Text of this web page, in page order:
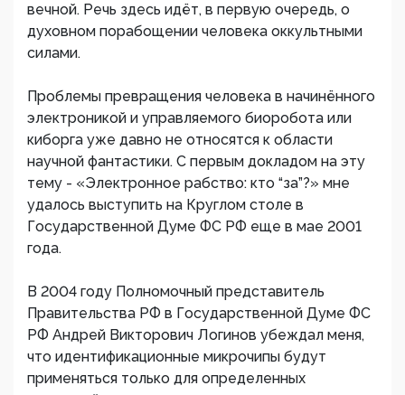
вечной. Речь здесь идёт, в первую очередь, о
духовном порабощении человека оккультными
силами.
Проблемы превращения человека в начинённого
электроникой и управляемого биоробота или
киборга уже давно не относятся к области
научной фантастики. С первым докладом на эту
тему - «Электронное рабство: кто “за”?» мне
удалось выступить на Круглом столе в
Государственной Думе ФС РФ еще в мае 2001
года.
В 2004 году Полномочный представитель
Правительства РФ в Государственной Думе ФС
РФ Андрей Викторович Логинов убеждал меня,
что идентификационные микрочипы будут
применяться только для определенных